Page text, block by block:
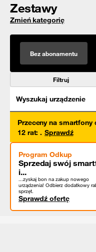
Zestawy
Zmień kategorię
Bez abonamentu
Filtruj
Wyszukaj urządzenie
Przeceny na smartfony
12 rat: . Sprawdź
Program Odkup
Sprzedaj swój
i...
...zyskaj bon na zakup nowego
urządzenia! Odbierz dodatkowy
sprzęt.
Sprawdź ofertę